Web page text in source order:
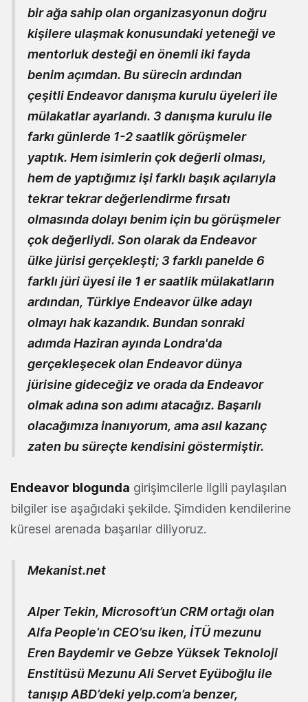
bir ağa sahip olan organizasyonun doğru
kişilere ulaşmak konusundaki yeteneği ve
mentorluk desteği en önemli iki fayda
benim açımdan. Bu sürecin ardından
çeşitli Endeavor danışma kurulu üyeleri ile
mülakatlar ayarlandı. 3 danışma kurulu ile
farkı günlerde 1-2 saatlik görüşmeler
yaptık. Hem isimlerin çok değerli olması,
hem de yaptığımız işi farklı başık açılarıyla
tekrar tekrar değerlendirme fırsatı
olmasında dolayı benim için bu görüşmeler
çok değerliydi. Son olarak da Endeavor
ülke jürisi gerçekleşti; 3 farklı panelde 6
farklı jüri üyesi ile 1 er saatlik mülakatların
ardından, Türkiye Endeavor ülke adayı
olmayı hak kazandık. Bundan sonraki
adımda Haziran ayında Londra'da
gerçekleşecek olan Endeavor dünya
jürisine gideceğiz ve orada da Endeavor
olmak adına son adımı atacağız. Başarılı
olacağımıza inanıyorum, ama asıl kazanç
zaten bu süreçte kendisini göstermiştir.
Endeavor blogunda girişimcilerle ilgili paylaşılan
bilgiler ise aşağıdaki şekilde. Şimdiden kendilerine
küresel arenada başarılar diliyoruz.
Mekanist.net
Alper Tekin, Microsoft’un CRM ortağı olan
Alfa People’ın CEO’su iken, İTÜ mezunu
Eren Baydemir ve Gebze Yüksek Teknoloji
Enstitüsü Mezunu Ali Servet Eyüboğlu ile
tanışıp ABD’deki yelp.com’a benzer,